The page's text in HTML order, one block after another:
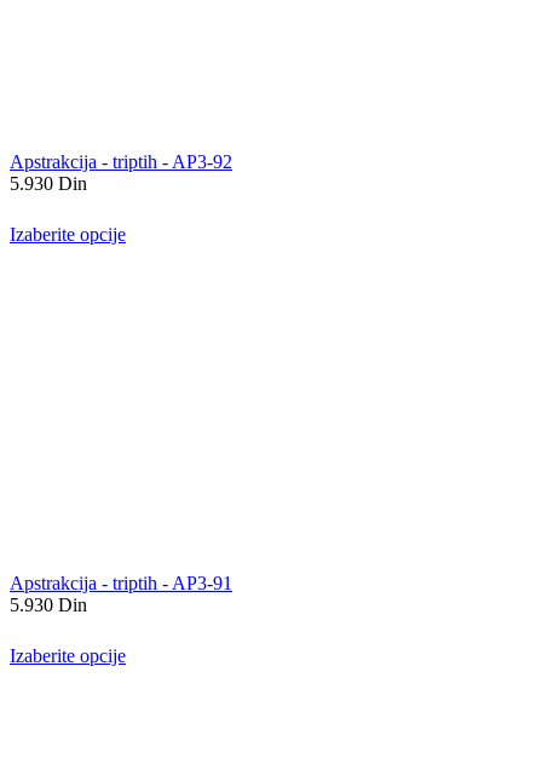
Apstrakcija - triptih - AP3-92
5.930 Din
Izaberite opcije
Apstrakcija - triptih - AP3-91
5.930 Din
Izaberite opcije